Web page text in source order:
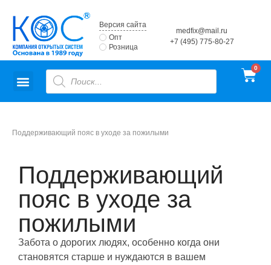
Версия сайта
Опт
Розница
medfix@mail.ru
+7 (495) 775-80-27
Поддерживающий пояс в уходе за пожилыми
Поддерживающий
пояс в уходе за
пожилыми
Забота о дорогих людях, особенно когда они
становятся старше и нуждаются в вашем